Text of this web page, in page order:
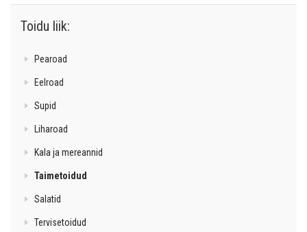
Toidu liik:
Pearoad
Eelroad
Supid
Liharoad
Kala ja mereannid
Taimetoidud
Salatid
Tervisetoidud